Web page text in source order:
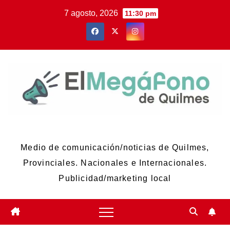
7 agosto, 2026 11:30 pm
Medio de comunicación/noticias de Quilmes,
Provinciales. Nacionales e Internacionales.
Publicidad/marketing local